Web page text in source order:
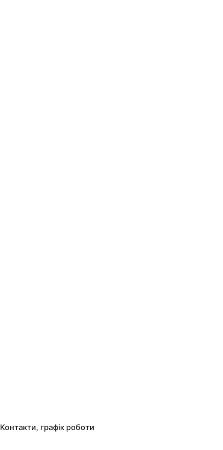
Контакти, графік роботи